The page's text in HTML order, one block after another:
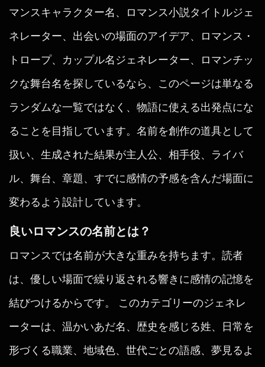
マンスキャラクター名、ロマンス小説タイトルジェ
ネレーター、出会いの場面のアイデア、ロマンス・
トロープ、カップル名ジェネレーター、ロマンチッ
クな舞台名を探しているなら、このページは単なる
ランダムな一覧ではなく、物語に使える出発点にな
ることを目指しています。名前を創作の道具として
扱い、生成された結果が主人公、相手役、ライバ
ル、舞台、章題、すでに感情の予感を含んだ場面に
変わるよう設計しています。
良いロマンスの名前とは？
ロマンスでは名前が大きな重みを持ちます。読者
は、優しい場面で繰り返される響きに感情の記憶を
結びつけるからです。 このカテゴリーのジェネレ
ーターは、温かいあだ名、歴史を感じる姓、日常を
形づくる職業、地域色、世代ごとの語感、夢見るよ